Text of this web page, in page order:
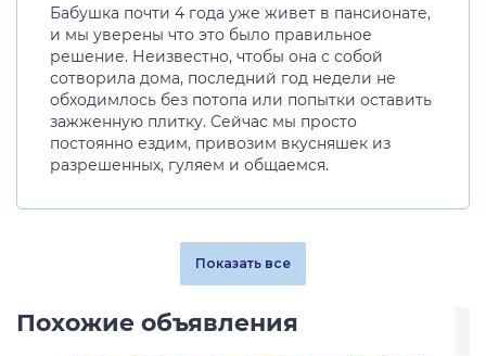
Бабушка почти 4 года уже живет в пансионате,
и мы уверены что это было правильное
решение. Неизвестно, чтобы она с собой
сотворила дома, последний год недели не
обходимлось без потопа или попытки оставить
зажженную плитку. Сейчас мы просто
постоянно ездим, привозим вкусняшек из
разрешенных, гуляем и общаемся.
Показать все
Похожие объявления